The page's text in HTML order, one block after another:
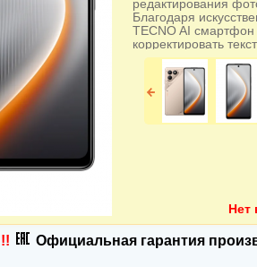
редактирования
Благодаря
TECNO AI смартфон
корректировать
памяти гаджета и в
множество других
облегчения
TECNO Pova 7 Neo
мощным
Ultimate, который
быстрый запуск
Ультраёмкий
автономность на
Смартфон
функцию обратной
Чёткое
TECNO Pova 7 Neo
6.78″ с частотой
Нет
Официальная гарантия